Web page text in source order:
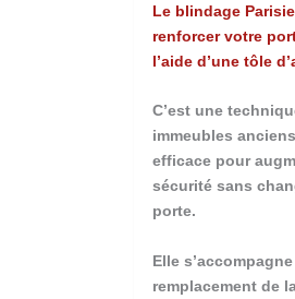
Le blindage
renforcer votre
l’aide d’une tôle
C’est une
immeubles
efficace pour
sécurité sans
porte.
Elle
remplacement de